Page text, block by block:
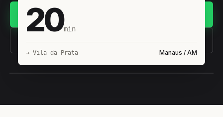
(11) 93407-8838
20min
→ Vila da Prata Manaus / AM